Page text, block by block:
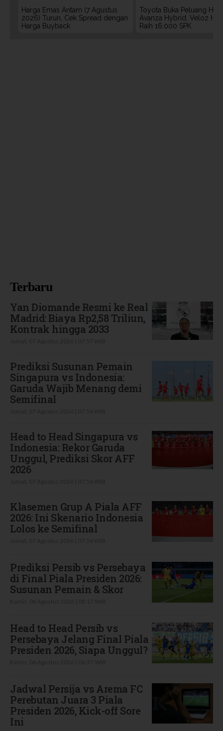
Harga Emas Antam (7 Agustus
2026) Turun, Cek Spread dengan
Harga Buyback
Toyota Buka Peluang
Avanza Hybrid, Veloz
Raih 16.000 SPK
Terbaru
Yan Diomande Resmi ke Real
Madrid: Biaya Rp2,58 Triliun,
Kontrak hingga 2033
Prediksi Susunan Pemain
Singapura vs Indonesia:
Garuda Wajib Menang demi
Semifinal
Head to Head Singapura vs
Indonesia: Rekor Garuda
Unggul, Prediksi Skor AFF
2026
Klasemen Grup A Piala AFF
2026: Ini Skenario Indonesia
Lolos ke Semifinal
Prediksi Persib vs Persebaya
di Final Piala Presiden 2026:
Susunan Pemain & Skor
Head to Head Persib vs
Persebaya Jelang Final Piala
Presiden 2026, Siapa Unggul?
Jadwal Persija vs Arema FC
Perebutan Juara 3 Piala
Presiden 2026, Kick-off Sore
Ini